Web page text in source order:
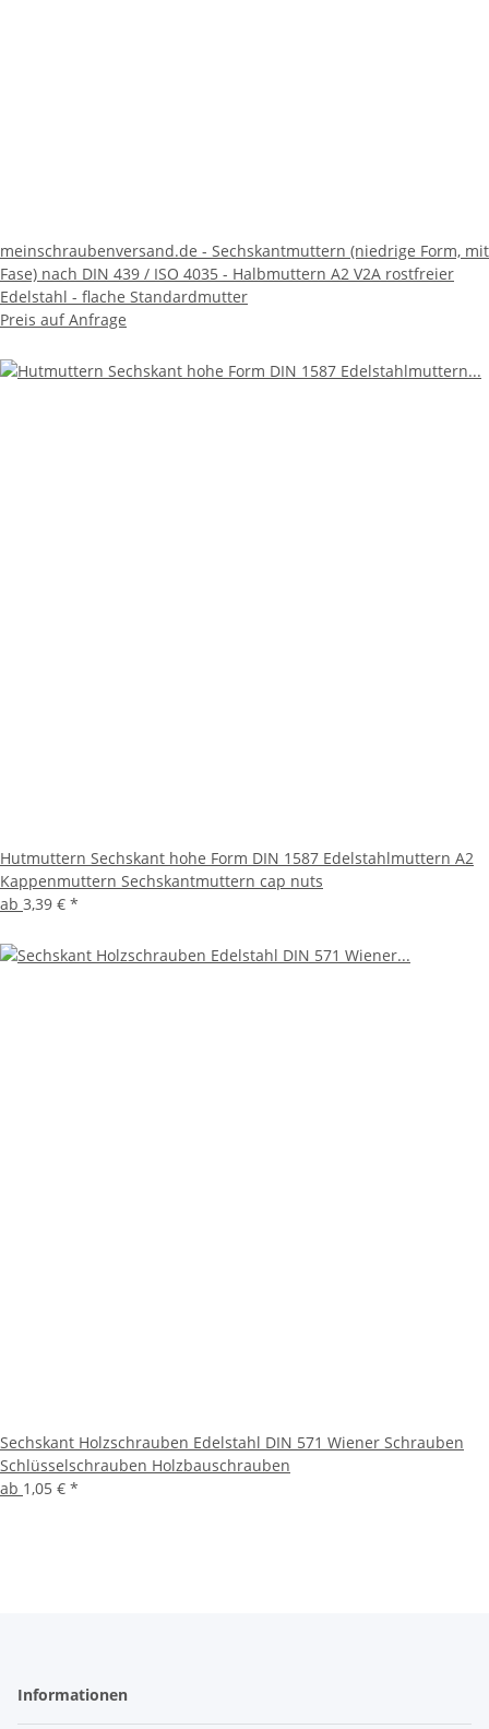
meinschraubenversand.de - Sechskantmuttern (niedrige Form, mit
Fase) nach DIN 439 / ISO 4035 - Halbmuttern A2 V2A rostfreier
Edelstahl - flache Standardmutter
Preis auf Anfrage
Hutmuttern Sechskant hohe Form DIN 1587 Edelstahlmuttern A2
Kappenmuttern Sechskantmuttern cap nuts
ab 3,39 € *
Sechskant Holzschrauben Edelstahl DIN 571 Wiener Schrauben
Schlüsselschrauben Holzbauschrauben
ab 1,05 € *
Informationen